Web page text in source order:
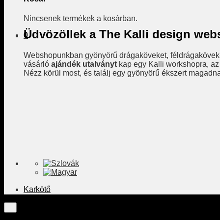
Nincsenek termékek a kosárban.
0
Üdvözöllek a The Kalli design
Webshopunkban gyönyörű drágaköveket,
vásárló ajándék utalványt kap egy Kalli workshopra,
Nézz körül most, és találj egy gyönyörű ékszert
Karkötő